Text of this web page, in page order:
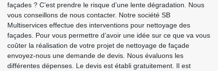
façades ? C’est prendre le risque d’une lente dégradation. Nous
vous conseillons de nous contacter. Notre société SB
Multiservices effectue des interventions pour nettoyage des
façades. Pour vous permettre d’avoir une idée sur ce que va vous
coûter la réalisation de votre projet de nettoyage de façade
envoyez-nous une demande de devis. Nous évaluons les
différentes dépenses. Le devis est établi gratuitement. Il est